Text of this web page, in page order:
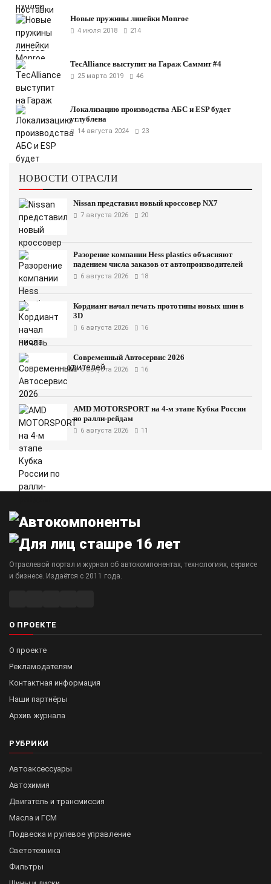
Новые пружины линейки Monroe
4 июля 2018 214
TecAlliance выступит на Гараж Саммит #4
25 марта 2019 46
Локализацию производства АБС и ESP будет
углублена
14 августа 2024 23
НОВОСТИ ОТРАСЛИ
Nissan представил новый кроссовер NX7
7 августа 2026 20
Разорение компании Hess plastics объясняют
падением числа заказов от автопроизводителей
6 августа 2026 18
Кордиант начал печать прототипы новых шин в
3D
6 августа 2026 16
Современный Автосервис 2026
6 августа 2026 16
AMD MOTORSPORT на 4-м этапе Кубка России
по ралли-рейдам
6 августа 2026 11
Отраслевой портал и журнал об автокомпонентах, технологиях, сервисе
и бизнесе. Издаётся с 2011 года.
О ПРОЕКТЕ
О проекте
Рекламодателям
Контактная информация
Наши партнёры
Архив журнала
РУБРИКИ
Автоаксессуары
Автохимия
Двигатель и трансмиссия
Масла и ГСМ
Подвеска и рулевое управление
Светотехника
Фильтры